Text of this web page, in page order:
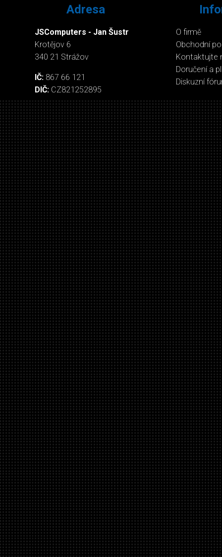
Adresa
JSComputers - Jan Šustr
Krotějov 6
340 21 Strážov
IČ: 867 66 121
DIČ: CZ821252895
O firmě
Obchodní
Kontaktujte
Doručení a
Diskuzní